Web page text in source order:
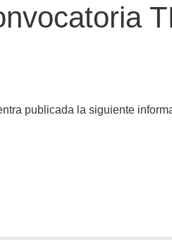
publicada la siguiente